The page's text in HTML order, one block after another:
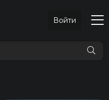
Войти